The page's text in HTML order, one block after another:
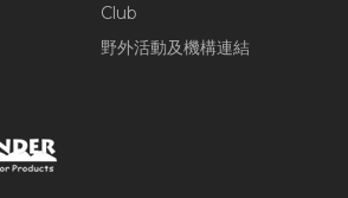
Club
野外活動及機構連結